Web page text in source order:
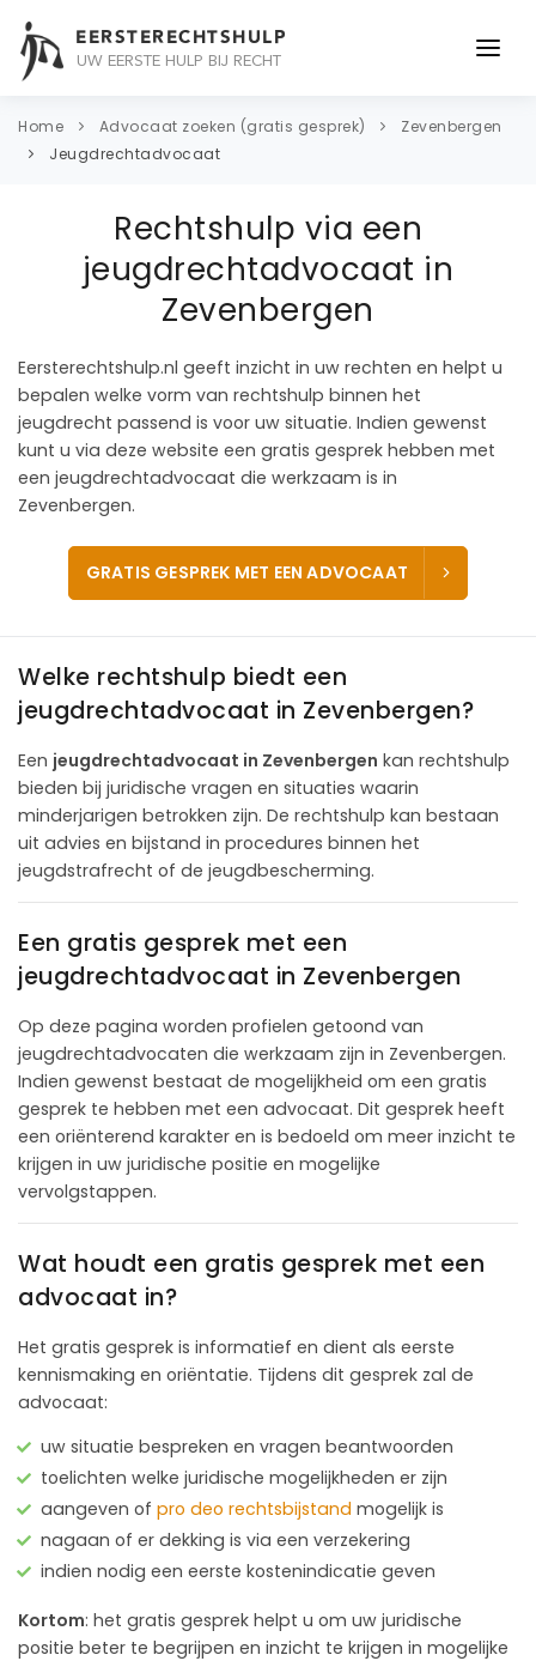
EERSTERECHTSHULP
UW EERSTE HULP BIJ RECHT
ONDERWERPEN
ADVOCAAT
OVER ONS
Home Advocaat zoeken (gratis gesprek)
Zevenbergen
Jeugdrechtadvocaat
Rechtshulp via een
jeugdrechtadvocaat in
Zevenbergen
Eersterechtshulp.nl geeft inzicht in uw rechten en helpt u
bepalen welke vorm van rechtshulp binnen het
jeugdrecht passend is voor uw situatie. Indien gewenst
kunt u via deze website een gratis gesprek hebben met
een jeugdrechtadvocaat die werkzaam is in
Zevenbergen.
GRATIS GESPREK MET EEN ADVOCAAT
Welke rechtshulp biedt een
jeugdrechtadvocaat in Zevenbergen?
Een jeugdrechtadvocaat in Zevenbergen kan rechtshulp
bieden bij juridische vragen en situaties waarin
minderjarigen betrokken zijn. De rechtshulp kan bestaan
uit advies en bijstand in procedures binnen het
jeugdstrafrecht of de jeugdbescherming.
Een gratis gesprek met een
jeugdrechtadvocaat in Zevenbergen
Op deze pagina worden profielen getoond van
jeugdrechtadvocaten die werkzaam zijn in Zevenbergen.
Indien gewenst bestaat de mogelijkheid om een gratis
gesprek te hebben met een advocaat. Dit gesprek heeft
een oriënterend karakter en is bedoeld om meer inzicht te
krijgen in uw juridische positie en mogelijke
vervolgstappen.
Wat houdt een gratis gesprek met een
advocaat in?
Het gratis gesprek is informatief en dient als eerste
kennismaking en oriëntatie. Tijdens dit gesprek zal de
advocaat:
uw situatie bespreken en vragen beantwoorden
toelichten welke juridische mogelijkheden er zijn
aangeven of pro deo rechtsbijstand mogelijk is
nagaan of er dekking is via een verzekering
indien nodig een eerste kostenindicatie geven
Kortom: het gratis gesprek helpt u om uw juridische
positie beter te begrijpen en inzicht te krijgen in mogelijke